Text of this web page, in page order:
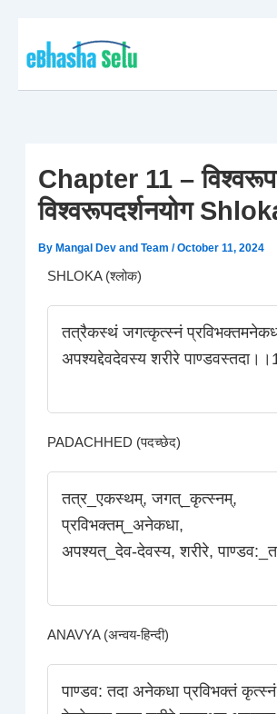
content
Chapter 11 –
विश्वरूपदर्शनयोग
By Mangal Dev and Team/October 11, 2024
SHLOKA (श्लोक)
तत्रैकस्थं जगत्कृत्स्नं
अपश्यद्देवदेवस्य शरीरे
PADACHHED (पदच्छेद)
तत्र_एकस्थम्‌, जगत्_कृत्स्नम्,
प्रविभक्तम्_अनेकधा,
अपश्यत्‌_देव-देवस्य, शरीरे,
ANAVYA (अन्वय-हिन्दी)
पाण्डव: तदा अनेकधा प्रविभक्तं